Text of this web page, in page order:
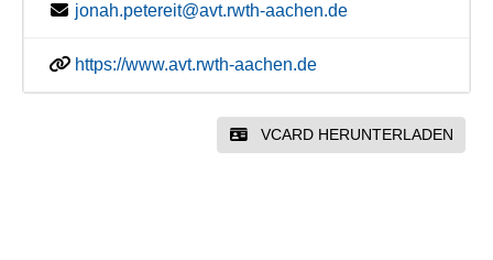
jonah.petereit@avt.rwth-aachen.de
https://www.avt.rwth-aachen.de
VCARD HERUNTERLADEN